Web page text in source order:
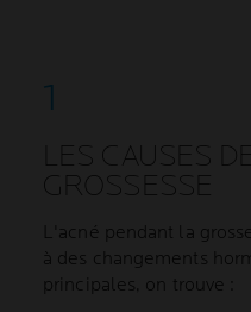
LES CAUSES
GROSSESSE
L'acné pendant la
à des changements
principales, on trouve :